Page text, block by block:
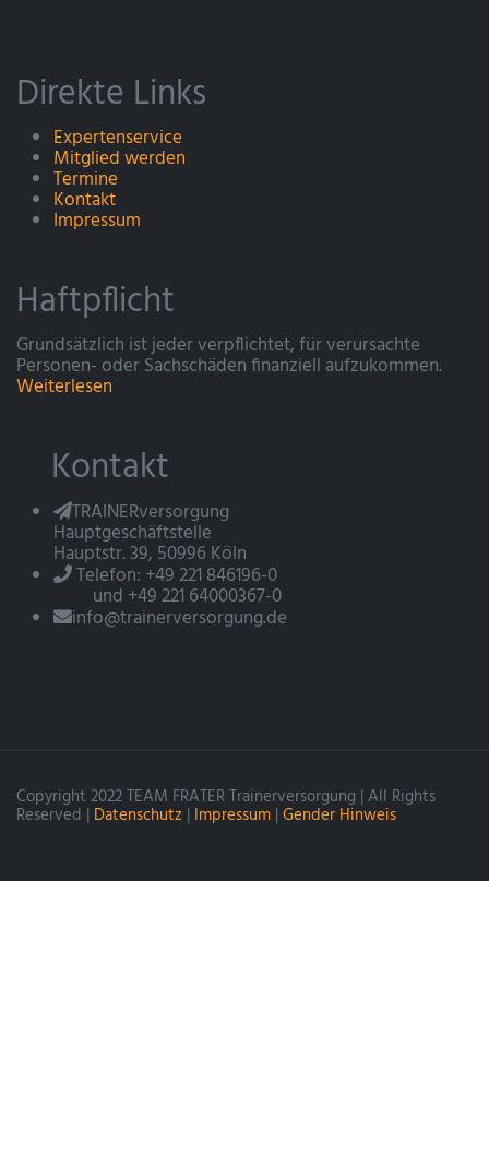
Direkte Links
Expertenservice
Mitglied werden
Termine
Kontakt
Impressum
Haftpflicht
Grundsätzlich ist jeder verpflichtet, für verursachte
Personen- oder Sachschäden finanziell aufzukommen.
Weiterlesen
Kontakt
TRAINERversorgung
Hauptgeschäftstelle
Hauptstr. 39, 50996 Köln
Telefon: +49 221 846196-0
und +49 221 64000367-0
info@trainerversorgung.de
Copyright 2022 TEAM FRATER Trainerversorgung | All Rights
Reserved | Datenschutz | Impressum | Gender Hinweis